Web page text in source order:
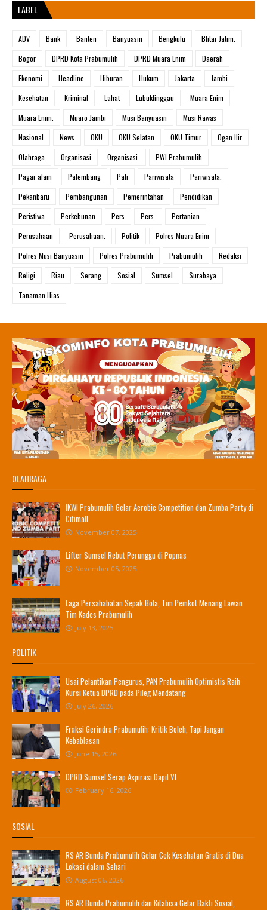
LABEL
ADV Bank Banten Banyuasin Bengkulu
Blitar Jatim.
Bogor
DPRD Kota Prabumulih DPRD Muara Enim
Daerah
Ekonomi
Headline Hiburan Hukum Jakarta
Jambi
Kesehatan
Kriminal Lahat Lubuklinggau
Muara Enim
Muara Enim.
Muaro Jambi Musi Banyuasin
Musi Rawas
Nasional
News OKU OKU Selatan OKU Timur
Ogan Ilir
Olahraga
Organisasi Organisasi.
PWI Prabumulih
Pagar alam
Palembang Pali Pariwisata
Pariwisata.
Pekanbaru
Pembangunan Pemerintahan
Pendidikan
Peristiwa
Perkebunan Pers Pers.
Pertanian
Perusahaan
Perusahaan. Politik
Polres Muara Enim
Polres Musi Banyuasin
Polres Prabumulih Prabumulih
Redaksi
Religi
Riau Serang Sosial Sumsel
Surabaya
Tanaman Hias
OLAHRAGA
IKWI Prabumulih Gelar Aerobic Competition dan Zumba Party di
Citimall
November 07, 2025
Lifter Sumsel Rebut Perunggu di Popnas
November 05, 2025
Laga Persahabatan Sepak Bola, Tim Pemkot Menang Lawan
Tim Kades Prabumulih
July 13, 2025
POLITIK
Usai Pelantikan Pengurus, PAN Prabumulih Optimistis Raih
Kursi Ketua DPRD pada Pileg Mendatang
July 26, 2026
Fraksi Gerindra Prabumulih: Kritik Boleh, Tapi Jangan
Kebablasan
June 15, 2026
DPRD Sumsel Serap Aspirasi Dapil VI
February 16, 2026
SOSIAL
RS AR Bunda Prabumulih Gelar Cek Kesehatan Gratis di Dua
Lokasi dalam Sehari
August 06, 2026
RS AR Bunda Prabumulih dan Kitabisa Gelar Bakti Sosial,